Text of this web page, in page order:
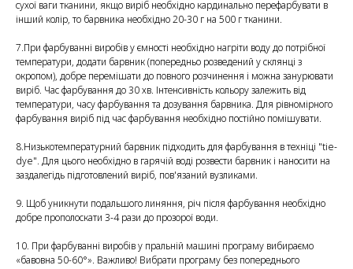
сухої ваги тканини, якщо виріб необхідно кардинально перефарбувати в
інший колір, то барвника необхідно 20-30 г на 500 г тканини.
7.При фарбуванні виробів у ємності необхідно нагріти воду до потрібної
температури, додати барвник (попередньо розведений у склянці з
окропом), добре перемішати до повного розчинення і можна занурювати
виріб. Час фарбування до 30 хв. Інтенсивність кольору залежить від
температури, часу фарбування та дозування барвника. Для рівномірного
фарбування виріб під час фарбування необхідно постійно помішувати.
8.Низькотемпературний барвник підходить для фарбування в техніці "tie-
dye". Для цього необхідно в гарячій воді розвести барвник і наносити на
заздалегідь підготовлений виріб, пов'язаний вузликами.
9. Щоб уникнути подальшого линяння, річ після фарбування необхідно
добре прополоскати 3-4 рази до прозорої води.
10. При фарбуванні виробів у пральній машині програму вибираємо
«бавовна 50-60°». Важливо! Вибрати програму без попереднього